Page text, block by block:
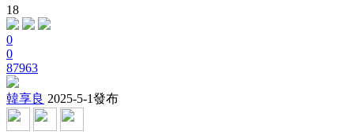
18
0
0
87963
韓享良 2025-5-1發布